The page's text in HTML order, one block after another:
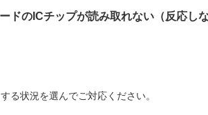
ドのICチップが読み取れない（反応し
る状況を選んでご対応ください。